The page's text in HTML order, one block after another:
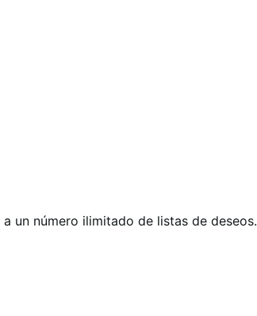
un número ilimitado de listas de deseos.